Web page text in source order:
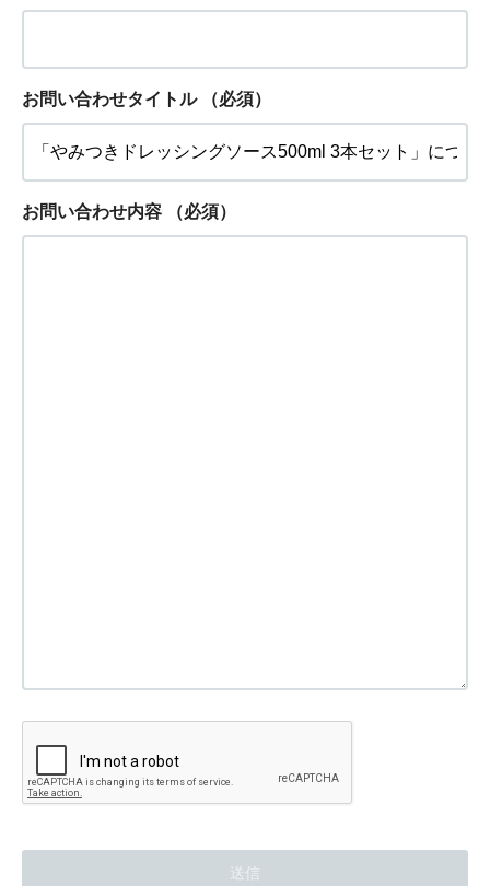
お問い合わせタイトル （必須）
お問い合わせ内容 （必須）